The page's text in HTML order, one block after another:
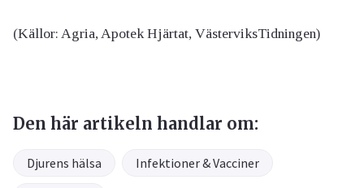
(Källor: Agria, Apotek Hjärtat, VästerviksTidningen)
Den här artikeln handlar om:
Djurens hälsa Infektioner & Vacciner